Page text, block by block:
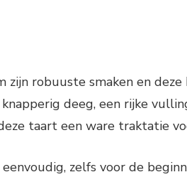
zijn robuuste smaken en
deeg, een rijke
taart een ware traktatie
zelfs voor de